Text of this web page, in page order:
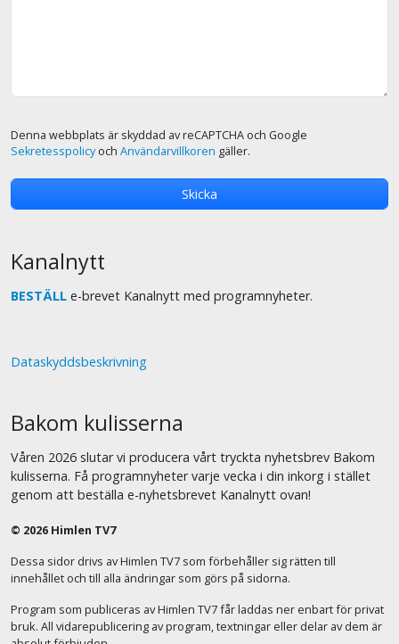
Denna webbplats är skyddad av reCAPTCHA och Google
Sekretesspolicyoch Användarvillkoren gäller.
Kanalnytt
BESTÄLL e-brevet Kanalnytt med programnyheter.
Dataskyddsbeskrivning
Bakom kulisserna
Våren 2026 slutar vi producera vårt tryckta nyhetsbrev Bakom
kulisserna. Få programnyheter varje vecka i din inkorg i stället
genom att beställa e-nyhetsbrevet Kanalnytt ovan!
© 2026 Himlen TV7
Dessa sidor drivs av Himlen TV7 som förbehåller sig rätten till
innehållet och till alla ändringar som görs på sidorna.
Program som publiceras av Himlen TV7 får laddas ner enbart för privat
bruk. All vidarepublicering av program, textningar eller delar av dem är